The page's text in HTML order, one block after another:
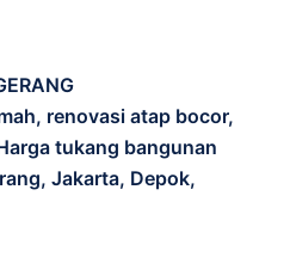
renovasi atap bocor,
tukang bangunan
Jakarta, Depok,